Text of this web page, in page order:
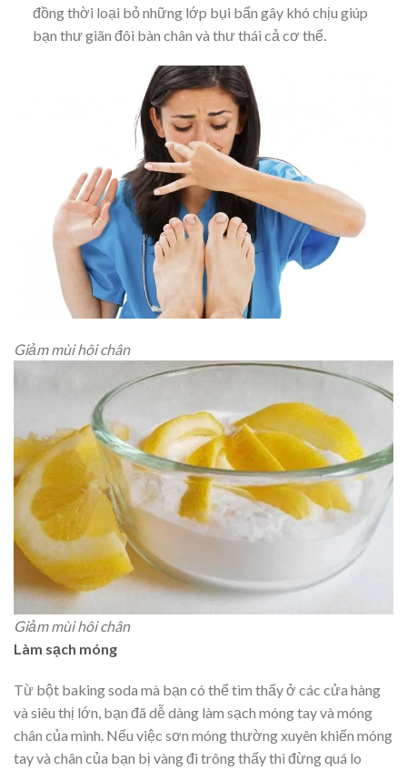
đồng thời loại bỏ những lớp bụi bẩn gây khó chịu giúp
bạn thư giãn đôi bàn chân và thư thái cả cơ thể.
Giảm mùi hôi chân
Giảm mùi hôi chân
Làm sạch móng
Từ bột baking soda mà bạn có thể tìm thấy ở các cửa hàng
và siêu thị lớn, bạn đã dễ dàng làm sạch móng tay và móng
chân của mình. Nếu việc sơn móng thường xuyên khiến móng
tay và chân của bạn bị vàng đi trông thấy thì đừng quá lo